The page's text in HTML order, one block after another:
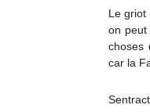
Le griot
on peut
choses
car la